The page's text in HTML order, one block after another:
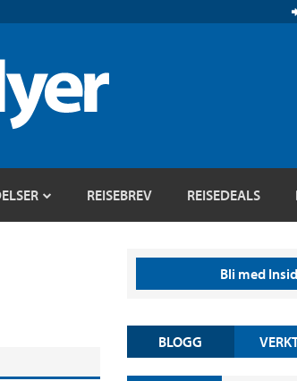
REISEBREV REISEDEALS
Bli med
BLOGG